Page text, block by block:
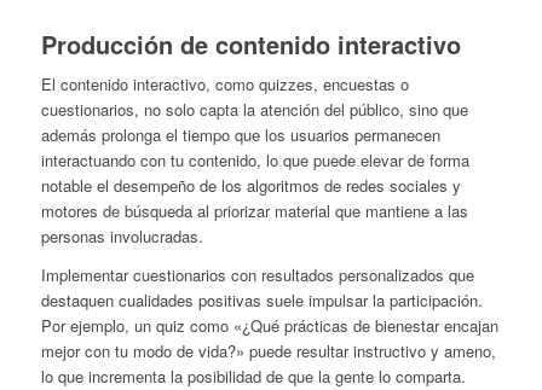
Producción de contenido interactivo
El contenido interactivo, como quizzes, encuestas o
cuestionarios, no solo capta la atención del público, sino que
además prolonga el tiempo que los usuarios permanecen
interactuando con tu contenido, lo que puede elevar de forma
notable el desempeño de los algoritmos de redes sociales y
motores de búsqueda al priorizar material que mantiene a las
personas involucradas.
Implementar cuestionarios con resultados personalizados que
destaquen cualidades positivas suele impulsar la participación.
Por ejemplo, un quiz como «¿Qué prácticas de bienestar encajan
mejor con tu modo de vida?» puede resultar instructivo y ameno,
lo que incrementa la posibilidad de que la gente lo comparta.